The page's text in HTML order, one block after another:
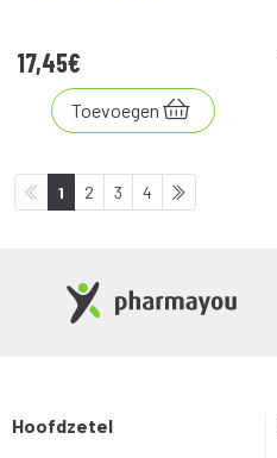
17,45€
Toevoegen
1 2 3 4
Hoofdzetel